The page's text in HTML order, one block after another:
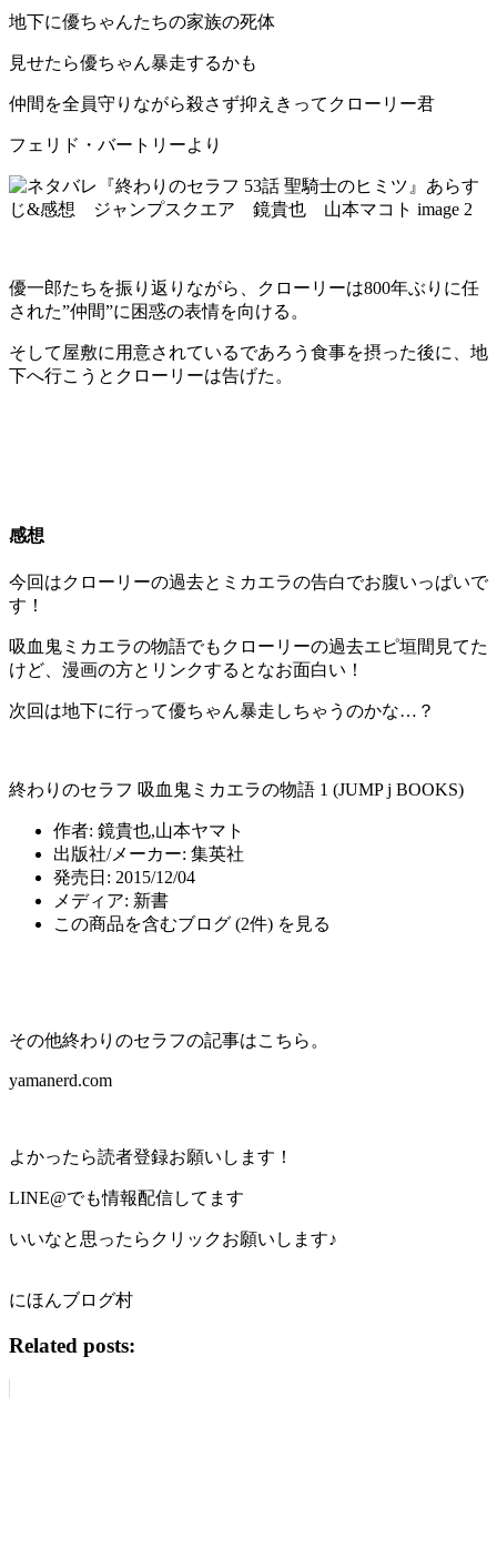
地下に優ちゃんたちの家族の死体
見せたら優ちゃん暴走するかも
仲間を全員守りながら殺さず抑えきってクローリー君
フェリド・バートリーより
優一郎たちを振り返りながら、クローリーは800年ぶりに任
された”仲間”に困惑の表情を向ける。
そして屋敷に用意されているであろう食事を摂った後に、地
下へ行こうとクローリーは告げた。
感想
今回はクローリーの過去とミカエラの告白でお腹いっぱいで
す！
吸血鬼ミカエラの物語でもクローリーの過去エピ垣間見てた
けど、漫画の方とリンクするとなお面白い！
次回は地下に行って優ちゃん暴走しちゃうのかな…？
終わりのセラフ 吸血鬼ミカエラの物語 1 (JUMP j BOOKS)
作者: 鏡貴也,山本ヤマト
出版社/メーカー: 集英社
発売日: 2015/12/04
メディア: 新書
この商品を含むブログ (2件) を見る
その他終わりのセラフの記事はこちら。
yamanerd.com
よかったら読者登録お願いします！
LINE@でも情報配信してます
いいなと思ったらクリックお願いします♪
にほんブログ村
Related posts: